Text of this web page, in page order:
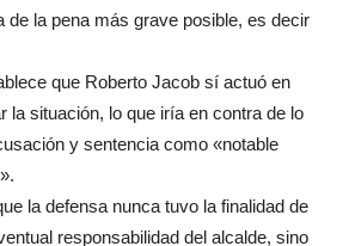
de la pena más grave posible, es decir
que Roberto Jacob sí actuó en
la situación, lo que iría en contra de lo
y sentencia como «notable
la defensa nunca tuvo la finalidad de
responsabilidad del alcalde, sino